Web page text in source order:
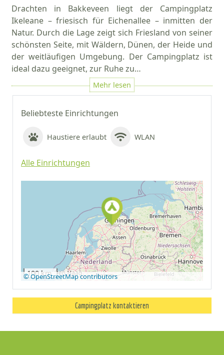
Beliebteste Einrichtungen
Haustiere erlaubt WLAN
Alle Einrichtungen
Auf Google Maps
anzeigen
100 km
© OpenStreetMap contributors
Campingplatz kontaktieren
Drachten in Bakkeveen liegt der Campingplatz
Ikeleane – friesisch für Eichenallee – inmitten der
Natur. Durch die Lage zeigt sich Friesland von seiner
schönsten Seite, mit Wäldern, Dünen, der Heide und
der weitläufigen Umgebung. Der Campingplatz ist
ideal dazu geeignet, zur Ruhe zu…